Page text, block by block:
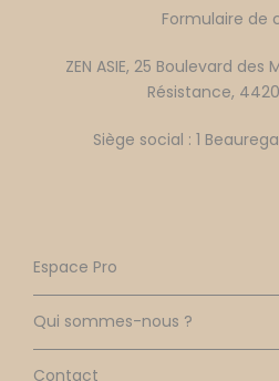
Formulaire de
ZEN ASIE, 25 Boulevard
Résistance,
Siège social : 1
Espace Pro
Qui sommes-nous ?
Contact